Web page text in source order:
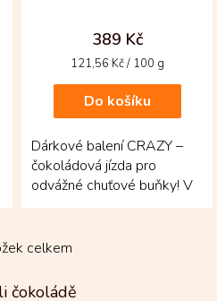
389 Kč
Měrná
121,56 Kč / 100 g
Do košíku
Dárkové balení CRAZY –
čokoládová jízda pro
odvážné chuťové buňky! V
elegantní sadě se ukrývá
O
l
celkem
čokoládě